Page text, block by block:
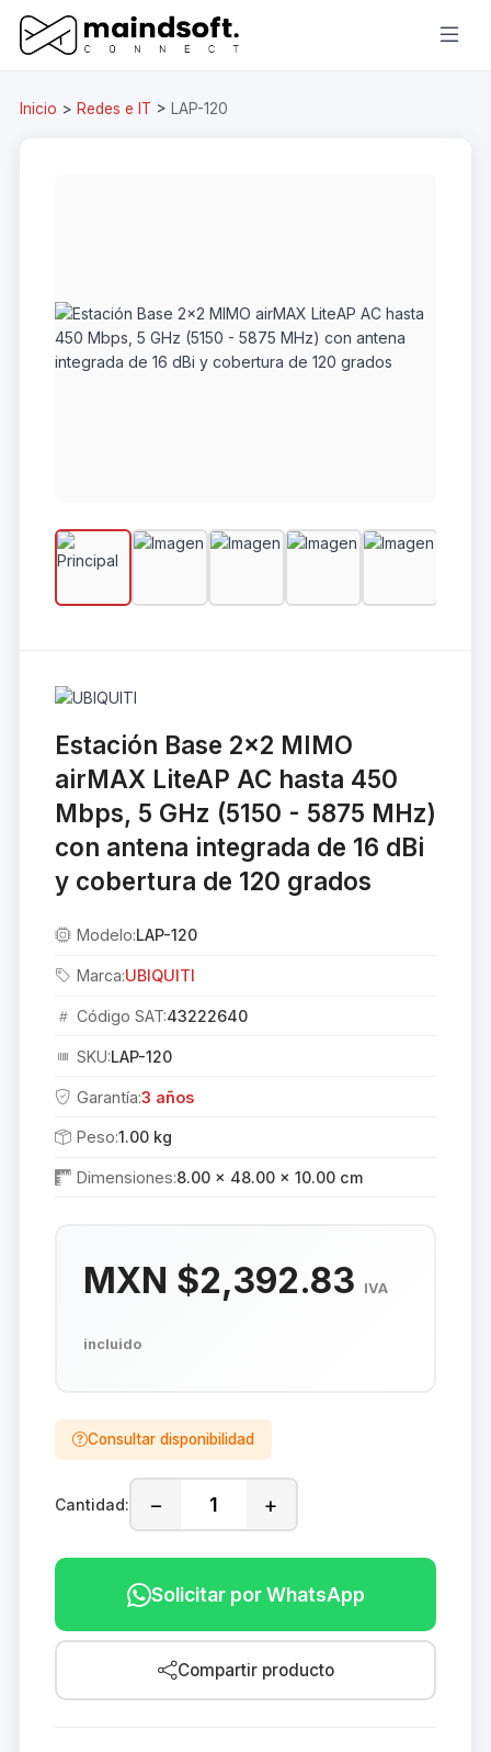
Inicio > Redes e IT > LAP-120
Estación Base 2x2 MIMO
airMAX LiteAP AC hasta 450
Mbps, 5 GHz (5150 - 5875 MHz)
con antena integrada de 16 dBi
y cobertura de 120 grados
Modelo:LAP-120
Marca:UBIQUITI
Código SAT:43222640
SKU:LAP-120
Garantía:3 años
Peso:1.00 kg
Dimensiones:8.00 × 48.00 × 10.00 cm
MXN $2,392.83 IVA
incluido
Consultar disponibilidad
Cantidad: − +
Solicitar por WhatsApp
Compartir producto